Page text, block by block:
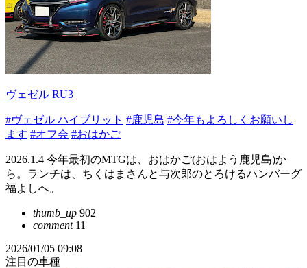
ヴェゼル RU3
#ヴェゼル ハイブリット #鹿児島 #今年もよろしくお願いし
ます #オフ会 #おはかご
2026.1.4 今年最初のMTGは、おはかご(おはよう鹿児島)か
ら。ランチは、ちくはまさんと与次郎のとろけるハンバーグ
福よしへ。
thumb_up 902
comment11
2026/01/05 09:08
注目の車種